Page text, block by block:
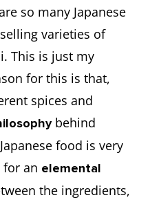
so many Japanese
varieties of
This is just my
for this is that,
spices and
behind
food is very
an elemental
the ingredients,